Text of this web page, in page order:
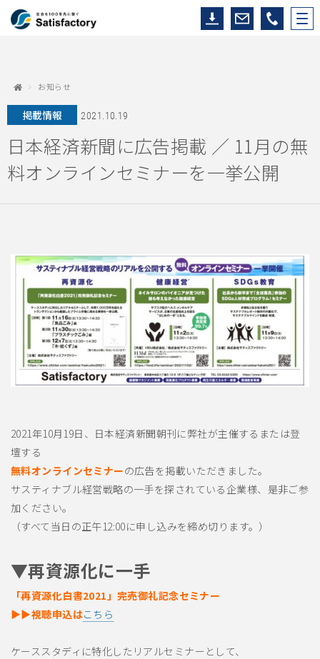
お知らせ
掲載情報 2021.10.19
日本経済新聞に広告掲載 ／ 11月の無
料オンラインセミナーを一挙公開
2021年10月19日、日本経済新聞朝刊に弊社が主催するまたは登
壇する
無料オンラインセミナーの広告を掲載いただきました。
サスティナブル経営戦略の一手を探されている企業様、是非ご参
加ください。
（すべて当日の正午12:00に申し込みを締め切ります。）
▼再資源化に一手
「再資源化白書2021」完売御礼記念セミナー
▶▶視聴申込はこちら
ケーススタディに特化したリアルセミナーとして、